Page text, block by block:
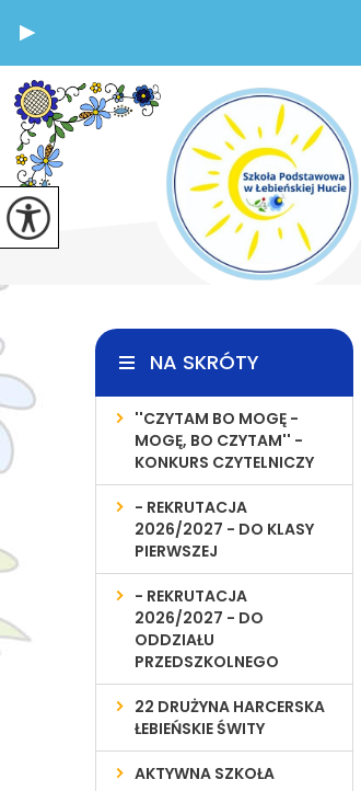
NA SKRÓTY
''CZYTAM BO MOGĘ -
MOGĘ, BO CZYTAM'' -
KONKURS CZYTELNICZY
- REKRUTACJA
2026/2027 - DO KLASY
PIERWSZEJ
- REKRUTACJA
2026/2027 - DO
ODDZIAŁU
PRZEDSZKOLNEGO
22 DRUŻYNA HARCERSKA
ŁEBIEŃSKIE ŚWITY
AKTYWNA SZKOŁA